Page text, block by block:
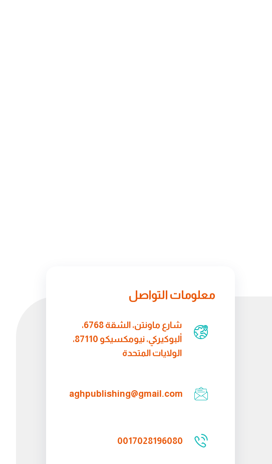
معلومات التواصل
شارع ماونتن، الشقة 6768،
ألبوكيركي، نيومكسيكو 87110،
الولايات المتحدة
aghpublishing@gmail.com
0017028196080